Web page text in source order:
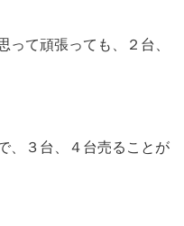
って頑張っても、２台、
、３台、４台売ることが